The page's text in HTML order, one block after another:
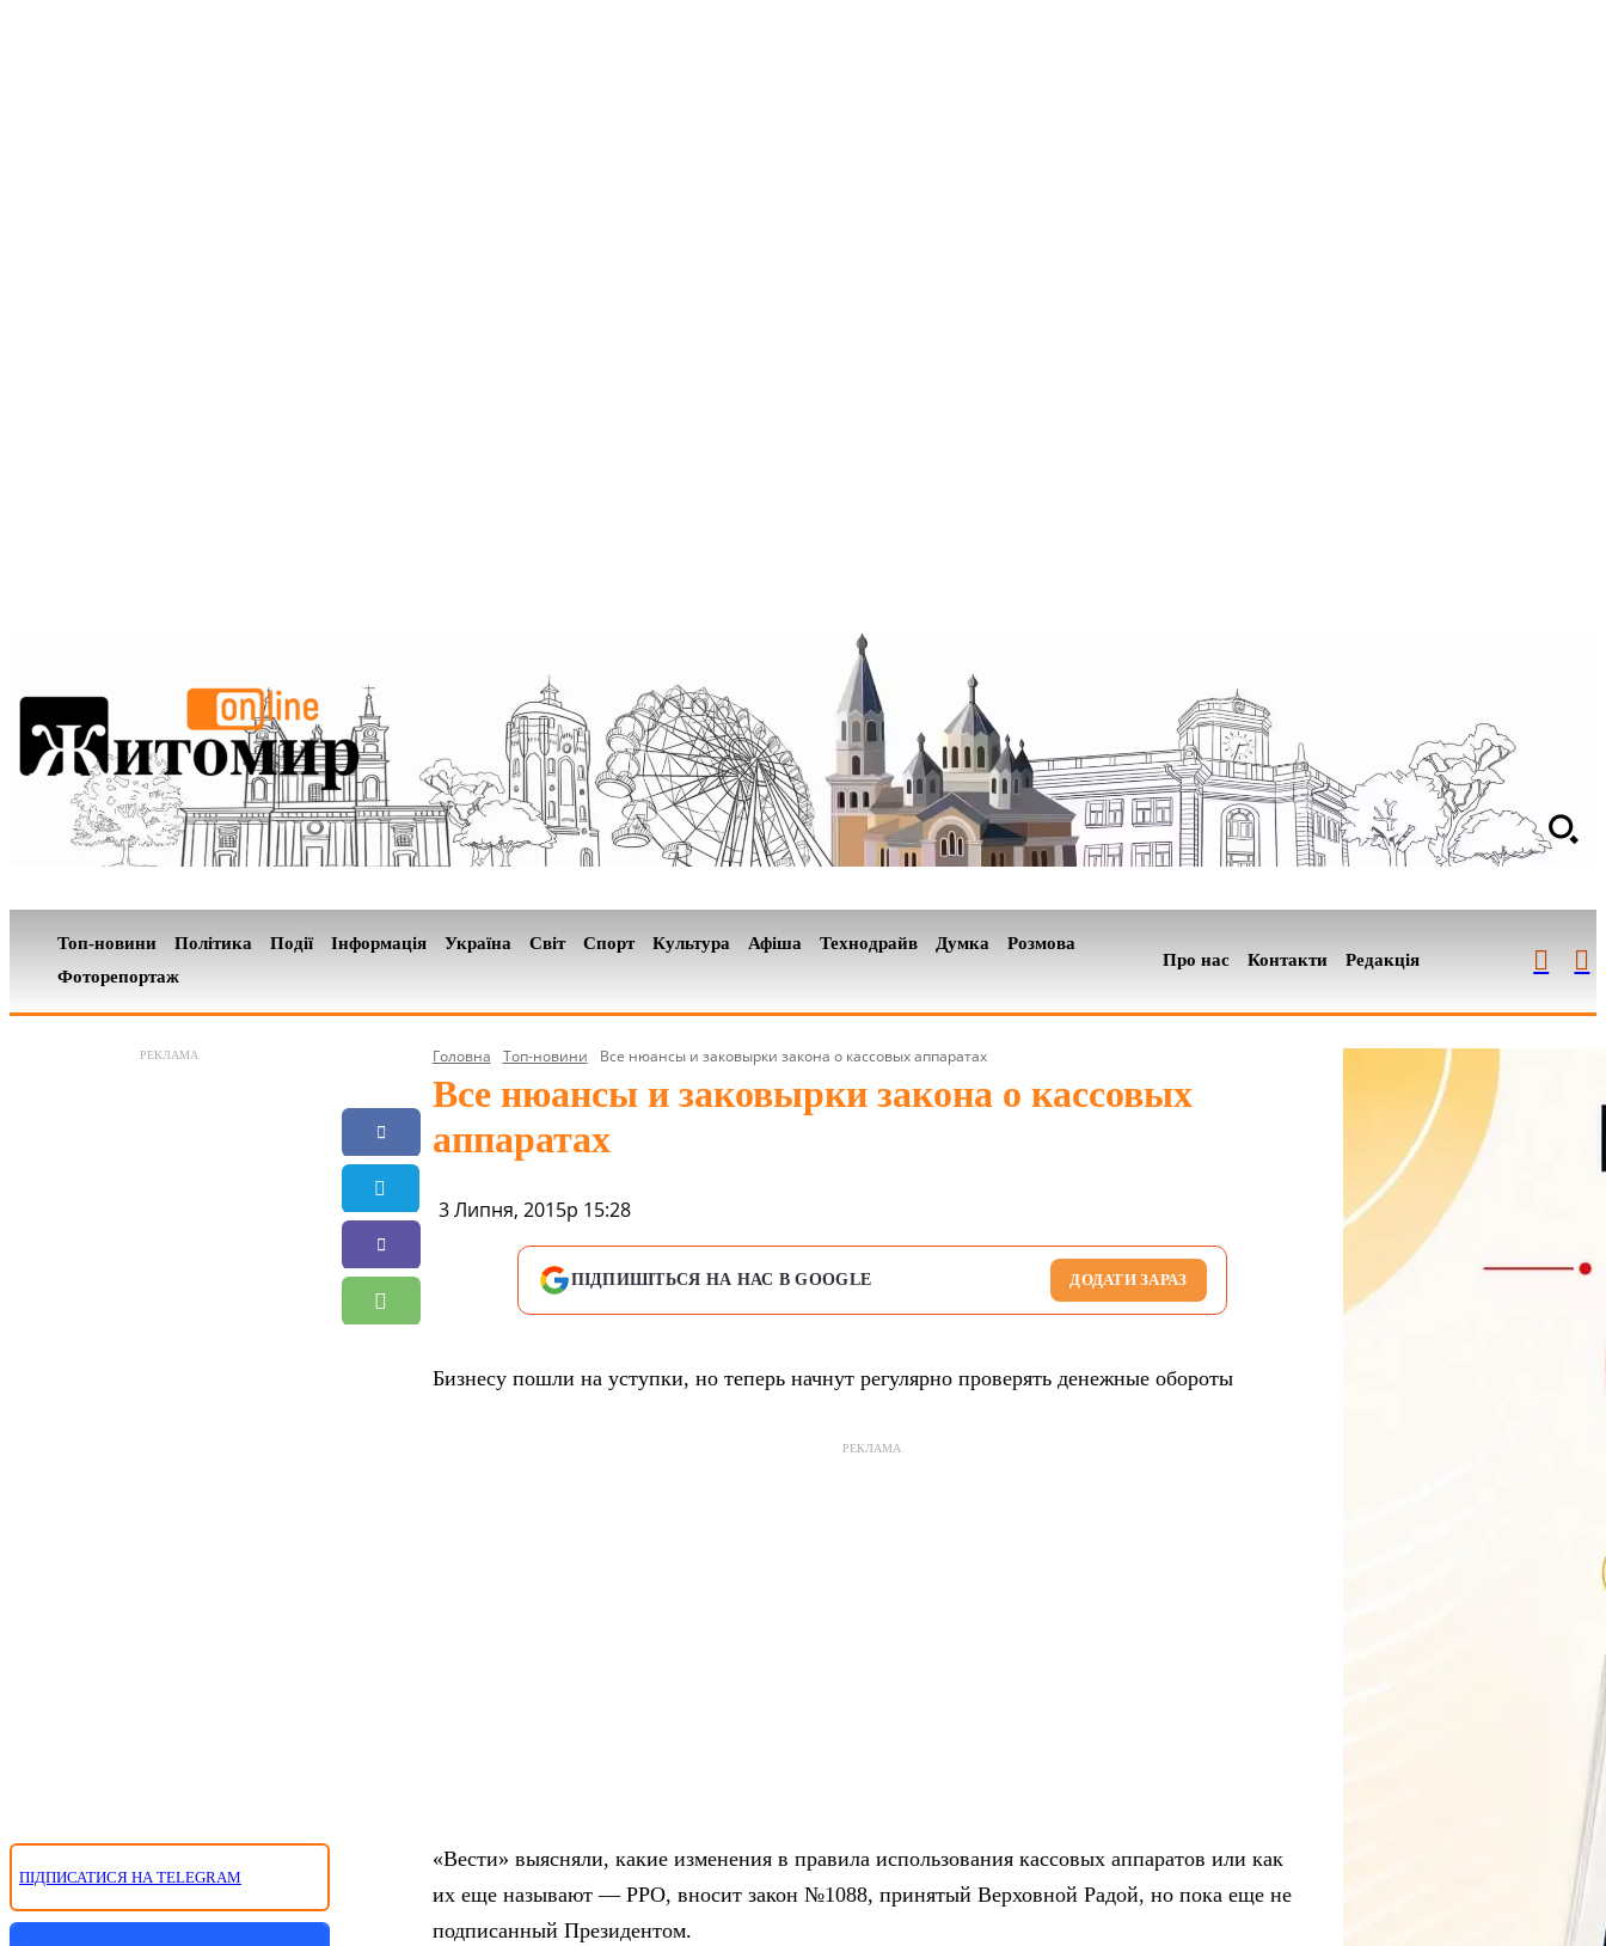
Топ-новини Політика Події Інформація Україна Світ Спорт Культура Афіша Технодрайв Думка
Розмова
Фоторепортаж
Про нас Контакти Редакція
РЕКЛАМА
ПІДПИСАТИСЯ НА TELEGRAM
Головна Топ-новини Все нюансы и заковырки закона о кассовых аппаратах
Все нюансы и заковырки закона о кассовых
аппаратах
3 Липня, 2015р 15:28
ПІДПИШІТЬСЯ НА НАС В GOOGLE ДОДАТИ ЗАРАЗ
Бизнесу пошли на уступки, но теперь начнут регулярно проверять денежные обороты
РЕКЛАМА
«Вести» выясняли, какие изменения в правила использования кассовых аппаратов или как
их еще называют — РРО, вносит закон №1088, принятый Верховной Радой, но пока еще не
подписанный Президентом.